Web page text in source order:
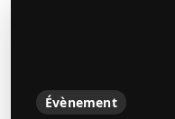
Évènement